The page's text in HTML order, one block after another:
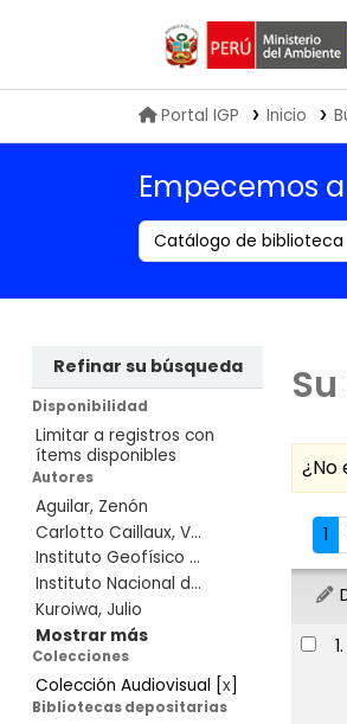
Portal IGP Inicio
Empecemos a
Search the
Refinar su búsqueda
Disponibilidad
Limitar a registros con
ítems disponibles
Autores
Aguilar, Zenón
Carlotto Caillaux, V...
Instituto Geofísico ...
Instituto Nacional d...
Kuroiwa, Julio
Mostrar más
Colecciones
Colección Audiovisual x]
Bibliotecas depositarias
¿No
1
1.